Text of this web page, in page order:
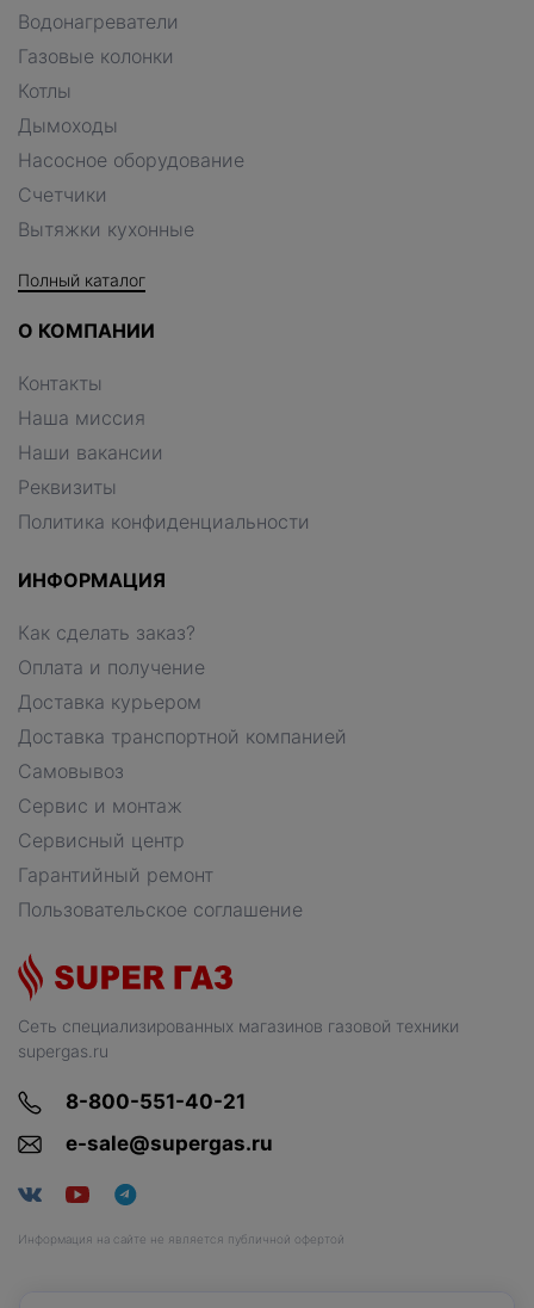
Сеть специализированных магазинов газовой техники
supergas.ru
8-800-551-40-21
e-sale@supergas.ru
Информация на сайте не является публичной офертой
Водонагреватели
Газовые колонки
Котлы
Дымоходы
Насосное оборудование
Счетчики
Вытяжки кухонные
Полный каталог
О КОМПАНИИ
Контакты
Наша миссия
Наши вакансии
Реквизиты
Политика конфиденциальности
ИНФОРМАЦИЯ
Как сделать заказ?
Оплата и получение
Доставка курьером
Доставка транспортной компанией
Самовывоз
Сервис и монтаж
Сервисный центр
Гарантийный ремонт
Пользовательское соглашение